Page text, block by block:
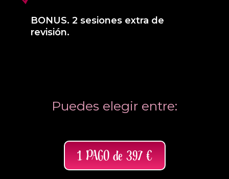
BONUS. 2 sesiones extra de
revisión.
Puedes elegir entre:
1 PAGO de 397 €